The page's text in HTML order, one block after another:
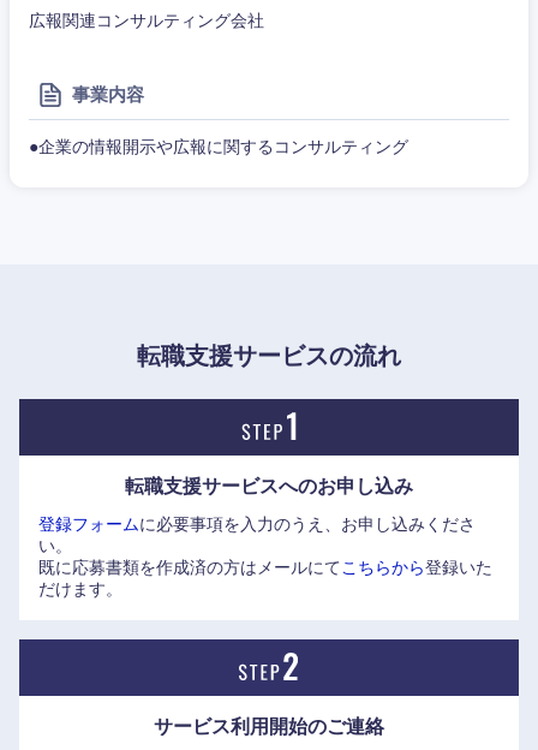
広報関連コンサルティング会社
事業内容
●企業の情報開示や広報に関するコンサルティング
転職支援サービスの流れ
転職支援サービスへのお申し込み
登録フォームに必要事項を入力のうえ、お申し込みくださ
い。
既に応募書類を作成済の方はメールにてこちらから登録いた
だけます。
サービス利用開始のご連絡
岐阜県 静岡県
愛知県 三重県